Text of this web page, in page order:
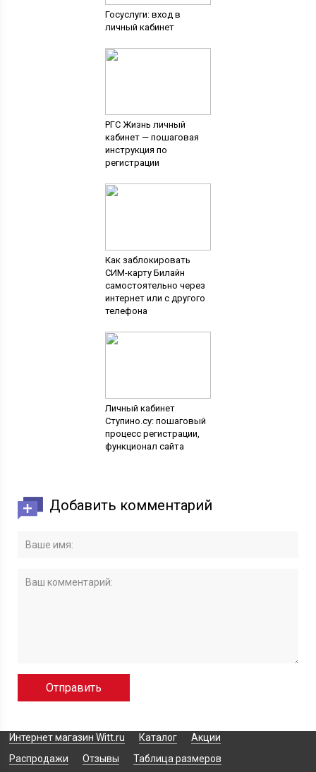
Госуслуги: вход в
личный кабинет
РГС Жизнь личный
кабинет — пошаговая
инструкция по
регистрации
Как заблокировать
СИМ-карту Билайн
самостоятельно через
интернет или с другого
телефона
Личный кабинет
Ступино.су: пошаговый
процесс регистрации,
функционал сайта
Добавить комментарий
Интернет магазин Witt.ru Каталог
Акции
Распродажи
Отзывы Таблица размеров